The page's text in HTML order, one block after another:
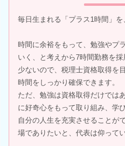
毎日生まれる「プラス1時間」を
時間に余裕をもって、勉強やプ
いく、と考えから7時間勤務を
少ないので、税理士資格取得を
時間をしっかり確保できます。
ただ、勉強は資格取得だけでは
に好奇心をもって取り組み、学
自分の人生を充実させることが
場でありたいと、代表は仰ってい